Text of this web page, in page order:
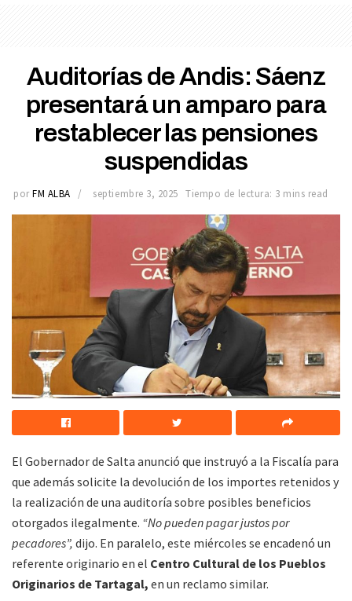
Auditorías de Andis: Sáenz
presentará un amparo para
restablecer las pensiones
suspendidas
por FM ALBA septiembre 3, 2025 Tiempo de lectura: 3 mins read
El Gobernador de Salta anunció que instruyó a la Fiscalía para
que además solicite la devolución de los importes retenidos y
la realización de una auditoría sobre posibles beneficios
otorgados ilegalmente. “No pueden pagar justos por
pecadores”, dijo. En paralelo, este miércoles se encadenó un
referente originario en el Centro Cultural de los Pueblos
Originarios de Tartagal, en un reclamo similar.